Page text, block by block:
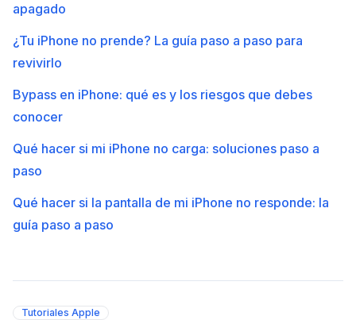
apagado
¿Tu iPhone no prende? La guía paso a paso para
revivirlo
Bypass en iPhone: qué es y los riesgos que debes
conocer
Qué hacer si mi iPhone no carga: soluciones paso a
paso
Qué hacer si la pantalla de mi iPhone no responde: la
guía paso a paso
Tutoriales Apple